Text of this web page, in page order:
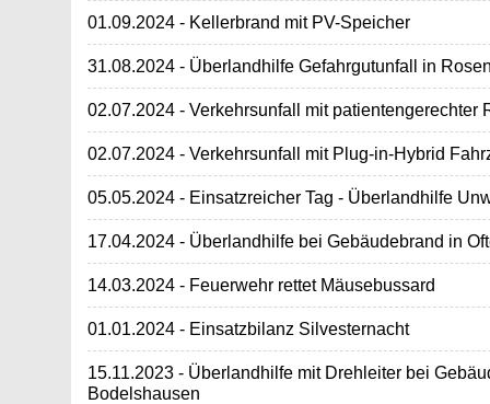
01.09.2024 - Kellerbrand mit PV-Speicher
31.08.2024 - Überlandhilfe Gefahrgutunfall in
02.07.2024 - Verkehrsunfall mit patientengerechter
02.07.2024 - Verkehrsunfall mit Plug-in-Hybrid
05.05.2024 - Einsatzreicher Tag - Überlandhilfe
17.04.2024 - Überlandhilfe bei Gebäudebrand in
14.03.2024 - Feuerwehr rettet Mäusebussard
01.01.2024 - Einsatzbilanz Silvesternacht
15.11.2023 - Überlandhilfe mit Drehleiter bei
Bodelshausen